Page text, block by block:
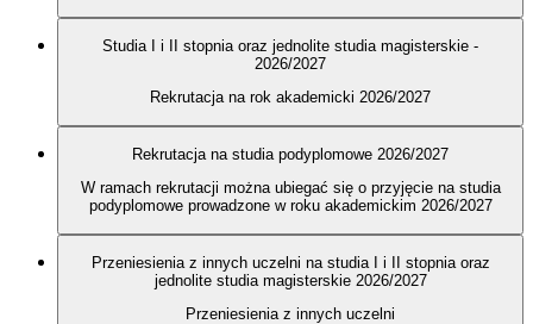
Studia I i II stopnia oraz jednolite studia magisterskie -
2026/2027
Rekrutacja na rok akademicki 2026/2027
Rekrutacja na studia podyplomowe 2026/2027
W ramach rekrutacji można ubiegać się o przyjęcie na studia
podyplomowe prowadzone w roku akademickim 2026/2027
Przeniesienia z innych uczelni na studia I i II stopnia oraz
jednolite studia magisterskie 2026/2027
Przeniesienia z innych uczelni